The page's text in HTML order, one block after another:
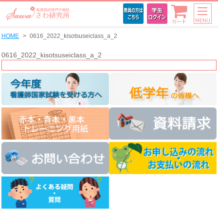
カート MENU
HOME 0616_2022_kisotsuseiclass_a_2
0616_2022_kisotsuseiclass_a_2